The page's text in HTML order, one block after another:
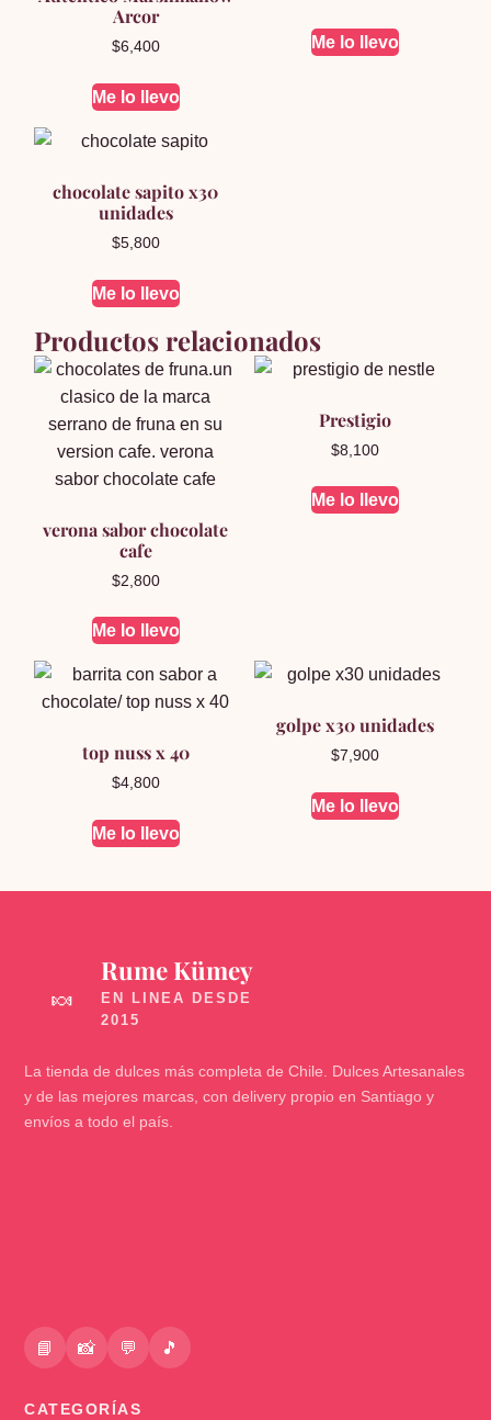
Arcor
$6,400
Me lo llevo
Me lo llevo
chocolate sapito x30
unidades
$5,800
Me lo llevo
Productos relacionados
verona sabor chocolate
cafe
$2,800
Me lo llevo
Prestigio
$8,100
Me lo llevo
top nuss x 40
$4,800
Me lo llevo
golpe x30 unidades
$7,900
Me lo llevo
🍬
Rume Kümey
La tienda de dulces más completa de Chile. Dulces Artesanales
y de las mejores marcas, con delivery propio en Santiago y
envíos a todo el país.
📘 📸 💬 🎵
CATEGORÍAS